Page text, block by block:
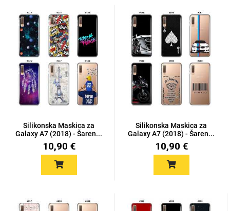
Silikonska Maskica za
Galaxy A7 (2018) - Šaren...
10,90 €
Silikonska Maskica za
Galaxy A7 (2018) - Šaren...
10,90 €